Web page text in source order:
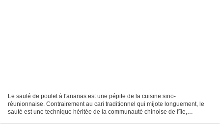
Le sauté de poulet à l'ananas est une pépite de la cuisine sino-
réunionnaise. Contrairement au cari traditionnel qui mijote longuement, le
sauté est une technique héritée de la communauté chinoise de l'île,